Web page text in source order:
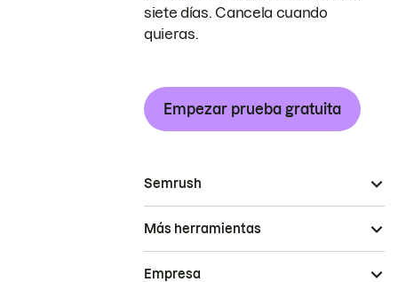
siete días. Cancela cuando
quieras.
Empezar prueba gratuita
Semrush
Más herramientas
Empresa